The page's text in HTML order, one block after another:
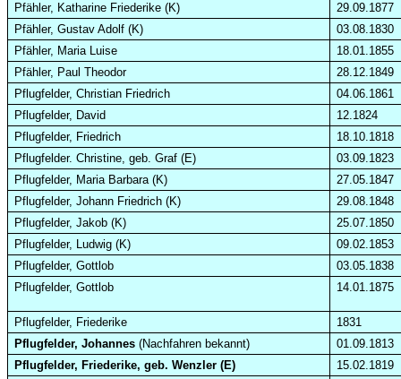
Pfähler, Katharine Friederike (K)
29.09.1877
Pfähler, Gustav Adolf (K)
03.08.1830
Pfähler, Maria Luise
18.01.1855
Pfähler, Paul Theodor
28.12.1849
Pflugfelder, Christian Friedrich
04.06.1861
Pflugfelder, David
12.1824
Pflugfelder, Friedrich
18.10.1818
Pflugfelder. Christine, geb. Graf (E)
03.09.1823
Pflugfelder, Maria Barbara (K)
27.05.1847
Pflugfelder, Johann Friedrich (K)
29.08.1848
Pflugfelder, Jakob (K)
25.07.1850
Pflugfelder, Ludwig (K)
09.02.1853
Pflugfelder, Gottlob
03.05.1838
Pflugfelder, Gottlob
14.01.1875
Pflugfelder, Friederike
1831
Pflugfelder, Johannes(Nachfahren bekannt)
01.09.1813
Pflugfelder, Friederike, geb.Wenzler (E)
15.02.1819